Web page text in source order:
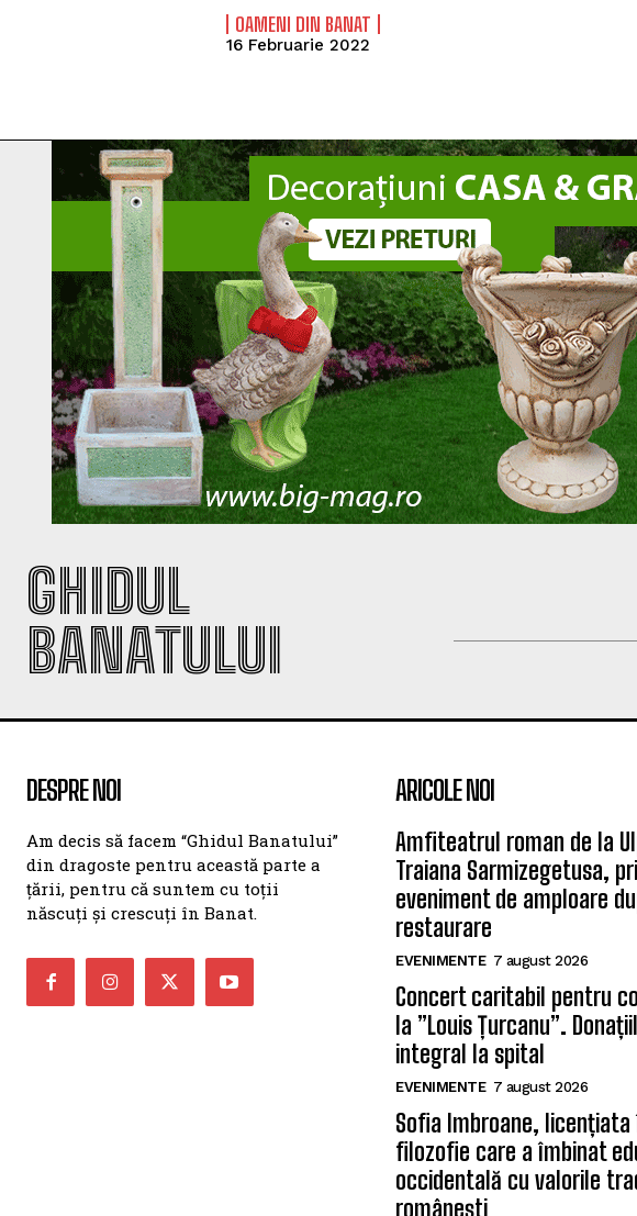
OAMENI DIN BANAT
16 Februarie 2022
GHIDUL
BANATULUI
DESPRE NOI
Am decis să facem “Ghidul Banatului”
din dragoste pentru această parte a
țării, pentru că suntem cu toții
născuți și crescuți în Banat.
ARICOLE NOI
Amfiteatrul roman de la
Traiana Sarmizegetusa,
eveniment de amploare
restaurare
EVENIMENTE 7 august 2026
Concert caritabil pentru
la ”Louis Țurcanu”.
integral la spital
EVENIMENTE 7 august 2026
Sofia Imbroane, licențiata
filozofie care a îmbinat
occidentală cu valorile
românești